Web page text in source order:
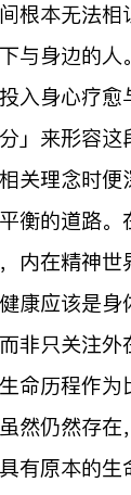
根本无法相
与身边的人。
入身心疗愈
」来形容这
关理念时
衡的道路。
内在精神世
康应该是身
非只关注外
命历程作为
然仍然存在
有原本的生